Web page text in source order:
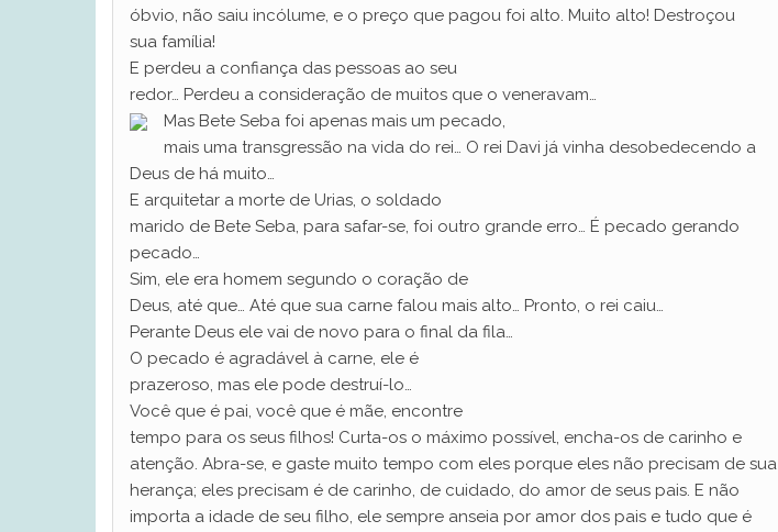
óbvio, não saiu incólume, e o preço que pagou foi alto. Muito alto! Destroçou
sua família!
E perdeu a confiança das pessoas ao seu
redor… Perdeu a consideração de muitos que o veneravam…
Mas Bete Seba foi apenas mais um pecado,
mais uma transgressão na vida do rei… O rei Davi já vinha desobedecendo a
Deus de há muito…
E arquitetar a morte de Urias, o soldado
marido de Bete Seba, para safar-se, foi outro grande erro… É pecado gerando
pecado…
Sim, ele era homem segundo o coração de
Deus, até que… Até que sua carne falou mais alto… Pronto, o rei caiu…
Perante Deus ele vai de novo para o final da fila…
O pecado é agradável à carne, ele é
prazeroso, mas ele pode destruí-lo…
Você que é pai, você que é mãe, encontre
tempo para os seus filhos! Curta-os o máximo possível, encha-os de carinho e
atenção. Abra-se, e gaste muito tempo com eles porque eles não precisam de sua
herança; eles precisam é de carinho, de cuidado, do amor de seus pais. E não
importa a idade de seu filho, ele sempre anseia por amor dos pais e tudo que é